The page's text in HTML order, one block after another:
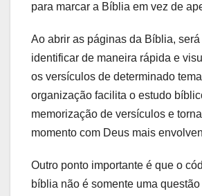
para marcar a Bíblia em vez de
Ao abrir as páginas da Bíblia, será
identificar de maneira rápida e
os versículos de determinado
organização facilita o estudo
memorização de versículos e
momento com Deus mais
Outro ponto importante é que o
bíblia não é somente uma